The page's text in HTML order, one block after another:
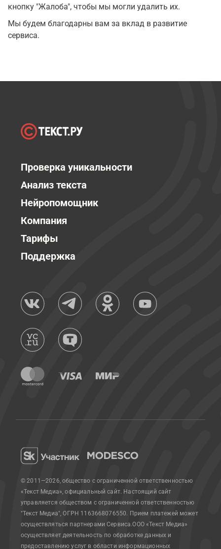
кнопку "Жалоба", чтобы мы могли удалить их.
Мы будем благодарны вам за вклад в развитие
сервиса.
Проверка уникальности
Анализ текста
Нейропомощник
Компания
Тарифы
Поддержка
© 2011—2026, общество с ограниченной ответственностью
«Текст Медиа», официальный сайт. Настоящий сайт
управляется обществом с ограниченной ответственностью
"Текст Медиа", ОГРН 1163668076550. Прием платежей может
осуществляться партнерами Сервиса.ООО «Текст Медиа»
осуществляет деятельность по обработке данных и
предоставлению услуг в области информационных